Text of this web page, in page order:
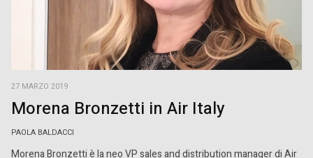
27 MARZO 2019
Morena Bronzetti in Air Italy
PAOLA BALDACCI
Morena Bronzetti è la neo VP sales and distribution manager di Air